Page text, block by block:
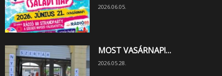
2026.06.05.
MOST VASÁRNAP!…
2026.05.28.